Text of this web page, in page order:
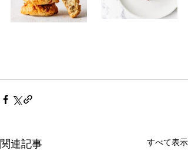
関連記事 すべて表示